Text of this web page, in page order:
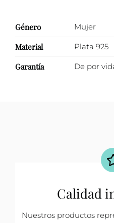
Género Mujer
Material Plata 925
Garantía De por
Calidad
Nuestros productos